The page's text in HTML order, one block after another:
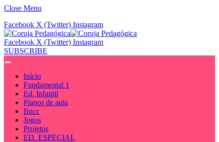
Close Menu
Facebook X (Twitter) Instagram
Facebook X (Twitter) Instagram
SUBSCRIBE
Início
Fundamental 1
Ed. Infantil
Planos de aula
Bncc
Jogos
Projetos
ED. ESPECIAL